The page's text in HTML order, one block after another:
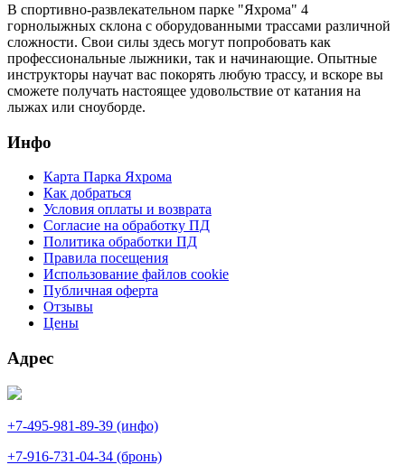
В спортивно-развлекательном парке "Яхрома" 4
горнолыжных склона с оборудованными трассами различной
сложности. Свои силы здесь могут попробовать как
профессиональные лыжники, так и начинающие. Опытные
инструкторы научат вас покорять любую трассу, и вскоре вы
сможете получать настоящее удовольствие от катания на
лыжах или сноуборде.
Инфо
Карта Парка Яхрома
Как добраться
Условия оплаты и возврата
Согласие на обработку ПД
Политика обработки ПД
Правила посещения
Использование файлов cookie
Публичная оферта
Отзывы
Цены
Адрес
+7-495-981-89-39 (инфо)
+7-916-731-04-34 (бронь)